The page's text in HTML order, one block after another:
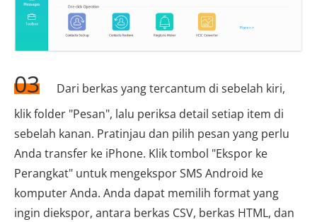
03
Dari berkas yang tercantum di sebelah kiri,
klik folder "Pesan", lalu periksa detail setiap item di
sebelah kanan. Pratinjau dan pilih pesan yang perlu
Anda transfer ke iPhone. Klik tombol "Ekspor ke
Perangkat" untuk mengekspor SMS Android ke
komputer Anda. Anda dapat memilih format yang
ingin diekspor, antara berkas CSV, berkas HTML, dan